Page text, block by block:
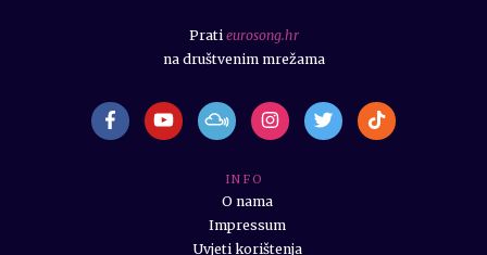
I N F O
O nama
Impressum
Uvjeti korištenja
Prati eurosong.hr
na društvenim mrežama